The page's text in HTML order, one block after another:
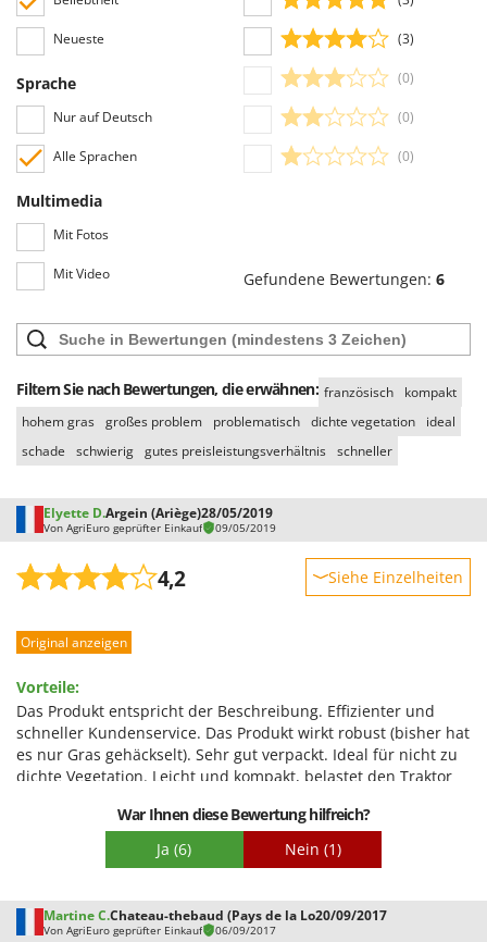
Rato
Reber
Redback
Resto Italia
Ritter
River Systems
Robomow
Rover Pompe
Ryobi
S
S.T.P.
Santos
Sbaraglia
Schnitzer
Seven Italy
Shark
Shindaiwa
Silky
Simatech
Sirman
Smartwood
Solidur
Privatsphäre von Personen.
Alle Bewertungen, sowohl die positiven als auch die negativen, können vom
Benutzer leicht eingesehen werden, auch dank der Filter, die eine
vereinfachte Auswahl ermöglichen, einschließlich der Auswahl von
positiven oder negativen Bewertungen.
Neueste
Sprache
Nur auf Deutsch
Alle Sprachen
Multimedia
Mit Fotos
Mit Video
(3)
(0)
(0)
(0)
Gefundene Bewertungen: 6
Filtern Sie nach Bewertungen, die erwähnen: französisch
kompakt
hohem gras großes problem problematisch dichte vegetation
ideal
schade
schwierig gutes preisleistungsverhältnis schneller
Elyette D.Argein (Ariège)28/05/2019
Von AgriEuro geprüfter Einkauf 09/05/2019
4,2 Siehe Einzelheiten
Leistung
Qualität / Preis
Schwierigkeitsgrad Zusammenbau
Verpackung
Original anzeigen
Vorteile:
Das Produkt entspricht der Beschreibung. Effizienter und
schneller Kundenservice. Das Produkt wirkt robust (bisher hat
es nur Gras gehäckselt). Sehr gut verpackt. Ideal für nicht zu
dichte Vegetation. Leicht und kompakt, belastet den Traktor
Die Anleitung ist nicht auf Französisch. Bei zu hohem Gras
kann es zu Problemen beim Schwaden kommen; es verfängt
Getriebeablassschraube ist schwierig.
War Ihnen diese Bewertung hilfreich?
Ja (6) Nein (1)
Martine C.Chateau-thebaud (Pays de la Lo20/09/2017
Von AgriEuro geprüfter Einkauf 06/09/2017